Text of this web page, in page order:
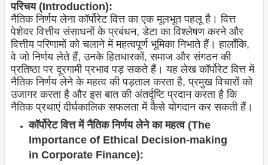
परिचय (Introduction):
नैतिक निर्णय लेना कॉर्पोरेट वित्त का एक मूलभूत पहलू है। वित्त
पेशेवर वित्तीय संसाधनों के प्रबंधन, डेटा का विश्लेषण करने और
वित्तीय परिणामों को चलाने में महत्वपूर्ण भूमिका निभाते हैं। हालाँकि,
वे जो निर्णय लेते हैं, उनके हितधारकों, समाज और संगठन की
प्रतिष्ठा पर दूरगामी प्रभाव पड़ सकते हैं। यह लेख कॉर्पोरेट वित्त में
नैतिक निर्णय लेने के महत्व की पड़ताल करता है, प्रमुख विचारों को
उजागर करता है और इस बात की अंतर्दृष्टि प्रदान करता है कि
नैतिक प्रथाएं दीर्घकालिक सफलता में कैसे योगदान कर सकती हैं।
कॉर्पोरेट वित्त में नैतिक निर्णय लेने का महत्व (The
Importance of Ethical Decision-making
in Corporate Finance):